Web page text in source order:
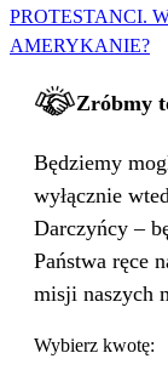
PROTESTANCI.
AMERYKANIE?
Zróbmy
Będziemy
wyłącznie
Darczyńcy –
Państwa ręce
misji naszych
Wybierz kwotę: